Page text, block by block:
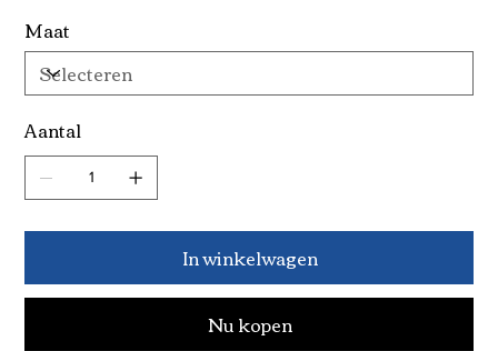
Maat
Aantal
In winkelwagen
Nu kopen